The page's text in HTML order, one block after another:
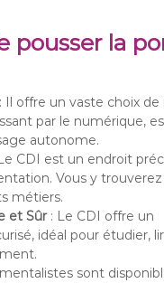
pousser la
Il offre un vaste choix de
par le numérique,
autonome.
CDI est un endroit
Vous y
métiers.
et Sûr: Le CDI offre un
idéal pour étudier,
sont